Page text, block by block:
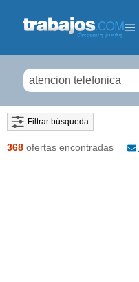
Filtrar búsqueda
368 ofertas encontradas